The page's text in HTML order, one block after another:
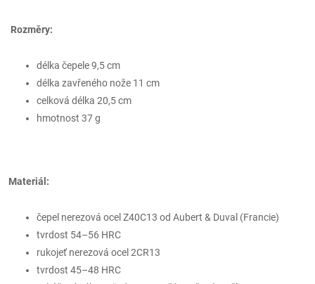
Rozměry:
délka čepele 9,5 cm
délka zavřeného nože 11 cm
celková délka 20,5 cm
hmotnost 37 g
Materiál:
čepel nerezová ocel Z40C13 od Aubert & Duval (Francie)
tvrdost 54–56 HRC
rukojeť nerezová ocel 2CR13
tvrdost 45–48 HRC